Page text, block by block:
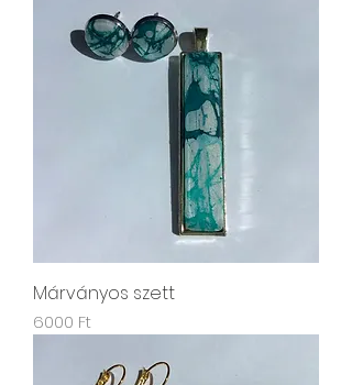
Márványos szett
Ár
6000 Ft